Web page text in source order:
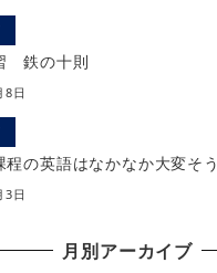
鉄の十則
8日
程の英語はなかなか大変そう
3日
月別アーカイブ